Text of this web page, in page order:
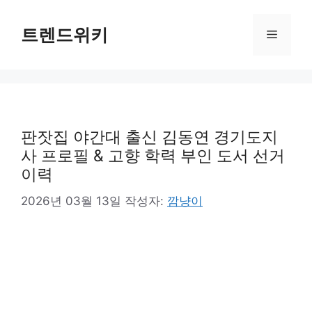
트렌드위키 메
판잣집 야간대 출신 김동연 경기도지
사 프로필 & 고향 학력 부인 도서 선거
이력
2026년 03월 13일 작성자: 깜냥이